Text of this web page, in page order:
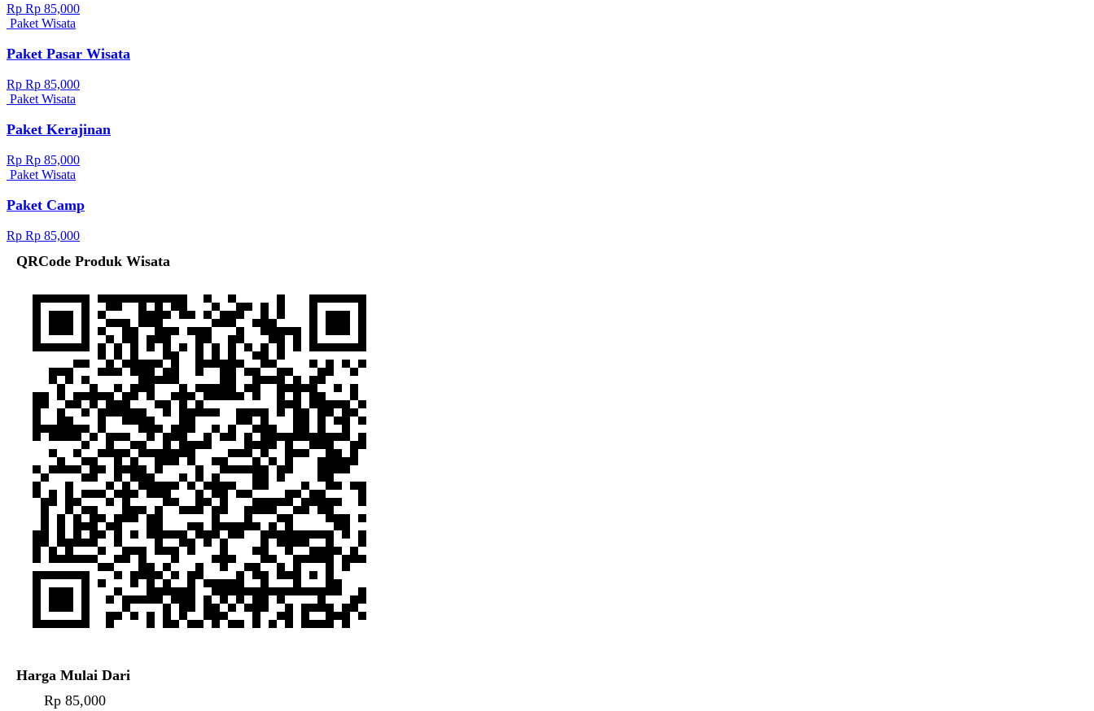
Rp Rp 85,000
Paket Wisata
Paket Pasar Wisata
Rp Rp 85,000
Paket Wisata
Paket Kerajinan
Rp Rp 85,000
Paket Wisata
Paket Camp
Rp Rp 85,000
QRCode Produk Wisata
Harga Mulai Dari
Rp 85,000